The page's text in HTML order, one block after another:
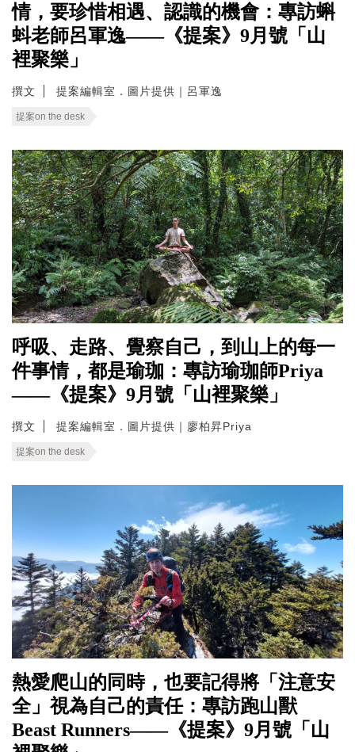
情，要珍惜相遇、認識的機會：專訪蝌
蚪老師呂軍逸——《提案》9月號「山
裡聚樂」
撰文 提案編輯室．圖片提供｜呂軍逸
提案on the desk
呼吸、走路、覺察自己，到山上的每一
件事情，都是瑜珈：專訪瑜珈師Priya
——《提案》9月號「山裡聚樂」
撰文 提案編輯室．圖片提供｜廖柏昇Priya
提案on the desk
熱愛爬山的同時，也要記得將「注意安
全」視為自己的責任：專訪跑山獸
Beast Runners——《提案》9月號「山